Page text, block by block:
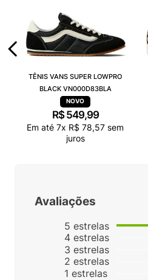
TÊNIS VANS SUPER LOWPRO
BLACK VN000D83BLA
R$ 549,99
Em até 7x R$ 78,57 sem
juros
Avaliações
5 estrelas
4 estrelas
3 estrelas
2 estrelas
1 estrelas